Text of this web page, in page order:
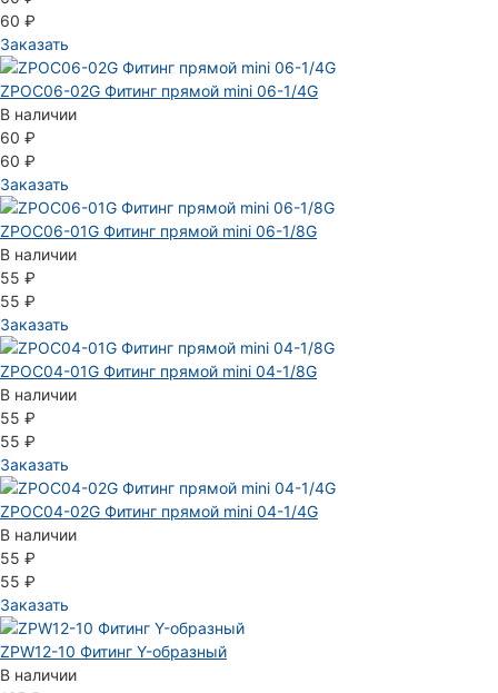
60 ₽
Заказать
ZPOC06-02G Фитинг прямой mini 06-1/4G
В наличии
60 ₽
60 ₽
Заказать
ZPOC06-01G Фитинг прямой mini 06-1/8G
В наличии
55 ₽
55 ₽
Заказать
ZPOC04-01G Фитинг прямой mini 04-1/8G
В наличии
55 ₽
55 ₽
Заказать
ZPOC04-02G Фитинг прямой mini 04-1/4G
В наличии
55 ₽
55 ₽
Заказать
ZPW12-10 Фитинг Y-образный
В наличии